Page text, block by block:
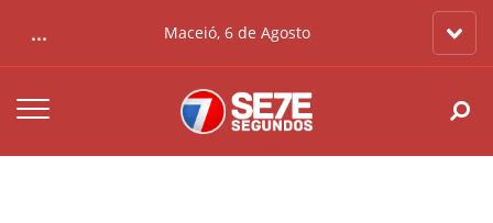
... Maceió, 6 de Agosto